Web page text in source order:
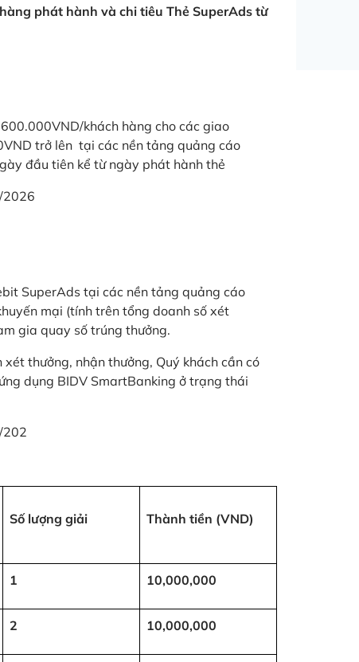
phát hành và chi tiêu Thẻ SuperAds từ
khách hàng cho các giao
trở lên tại các nền tảng quảng cáo
đầu tiên kể từ ngày phát hành thẻ
2026
SuperAds tại các nền tảng quảng cáo
mại (tính trên tổng doanh số xét
gia quay số trúng thưởng.
thưởng, nhận thưởng, Quý khách cần có
dụng BIDV SmartBanking ở trạng thái
202
Số lượng giải Thành tiền (VND)
1 10,000,000
2 10,000,000